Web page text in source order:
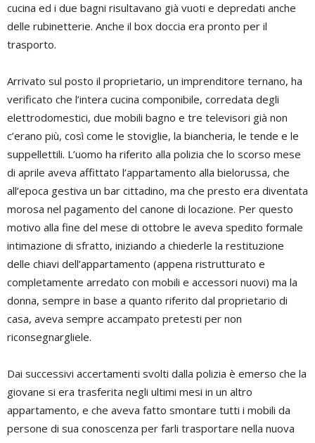
cucina ed i due bagni risultavano già vuoti e depredati anche
delle rubinetterie. Anche il box doccia era pronto per il
trasporto.
Arrivato sul posto il proprietario, un imprenditore ternano, ha
verificato che l’intera cucina componibile, corredata degli
elettrodomestici, due mobili bagno e tre televisori già non
c’erano più, così come le stoviglie, la biancheria, le tende e le
suppellettili. L’uomo ha riferito alla polizia che lo scorso mese
di aprile aveva affittato l’appartamento alla bielorussa, che
all’epoca gestiva un bar cittadino, ma che presto era diventata
morosa nel pagamento del canone di locazione. Per questo
motivo alla fine del mese di ottobre le aveva spedito formale
intimazione di sfratto, iniziando a chiederle la restituzione
delle chiavi dell’appartamento (appena ristrutturato e
completamente arredato con mobili e accessori nuovi) ma la
donna, sempre in base a quanto riferito dal proprietario di
casa, aveva sempre accampato pretesti per non
riconsegnargliele.
Dai successivi accertamenti svolti dalla polizia è emerso che la
giovane si era trasferita negli ultimi mesi in un altro
appartamento, e che aveva fatto smontare tutti i mobili da
persone di sua conoscenza per farli trasportare nella nuova